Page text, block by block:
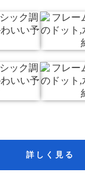
詳しく見る